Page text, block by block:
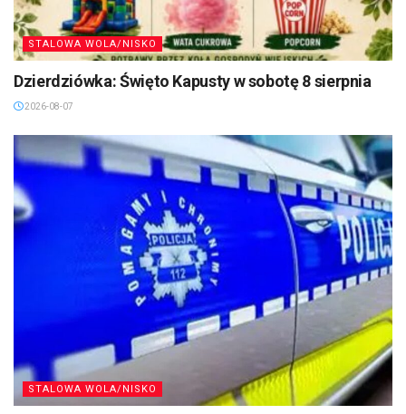
STALOWA WOLA/NISKO
Dzierdziówka: Święto Kapusty w sobotę 8 sierpnia
2026-08-07
STALOWA WOLA/NISKO